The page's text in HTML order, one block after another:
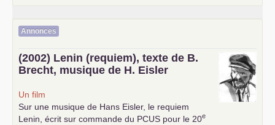
Annonces
(2002) Lenin (requiem), texte de B.
Brecht, musique de H. Eisler
Un film
Sur une musique de Hans Eisler, le requiem
Lenin, écrit sur commande du PCUS pour le 20e